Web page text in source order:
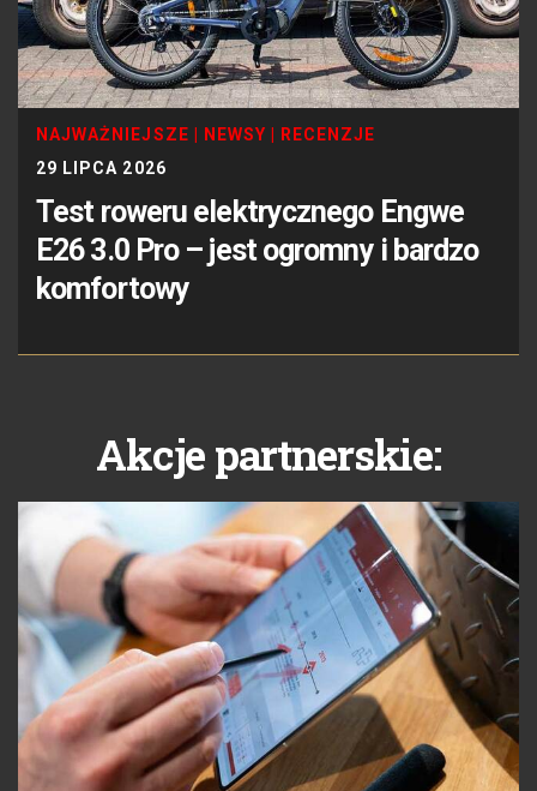
NAJWAŻNIEJSZE NEWSY
RECENZJE
29 LIPCA 2026
Test roweru elektrycznego Engwe
E26 3.0 Pro – jest ogromny i bardzo
komfortowy
Akcje partnerskie: